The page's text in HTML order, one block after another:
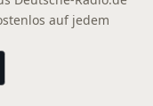
auf jedem